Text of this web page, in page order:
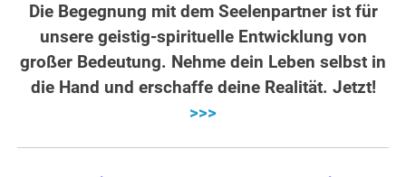
Die Begegnung mit dem Seelenpartner ist für
unsere geistig-spirituelle Entwicklung von
großer Bedeutung. Nehme dein Leben selbst in
die Hand und erschaffe deine Realität. Jetzt!
>>>